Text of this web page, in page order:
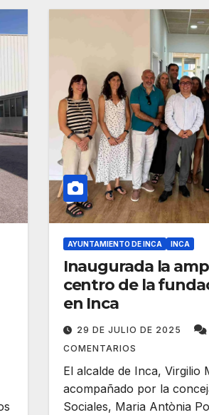
AYUNTAMIENTO DE INCA INCA
Inaugurada la
centro de la
en Inca
29 DE JULIO DE 2025
COMENTARIOS
El alcalde de Inca, Virgilio
acompañado por la
Sociales, Maria Antònia